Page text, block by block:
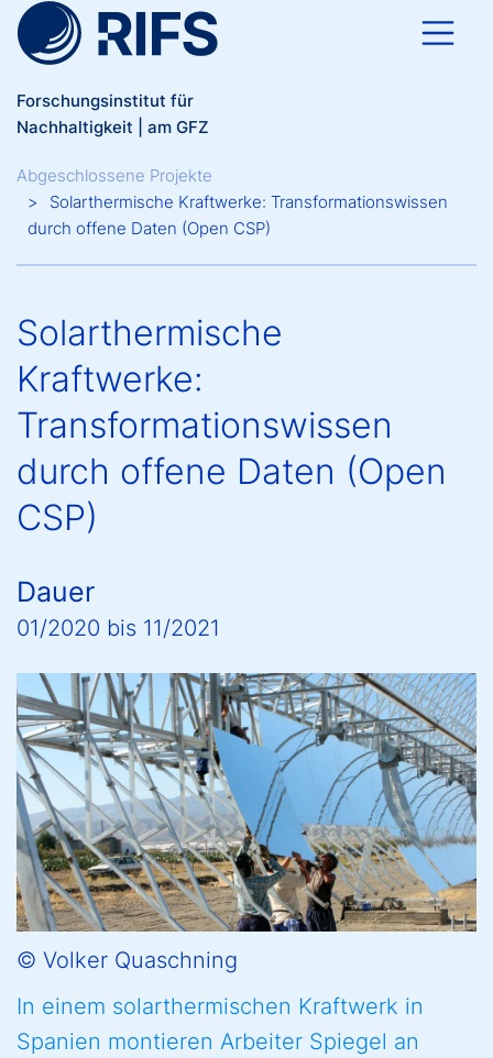
Direkt zum Inhalt
Forschungsinstitut für
Nachhaltigkeit | am GFZ
Breadcrumb
Abgeschlossene Projekte
Solarthermische Kraftwerke: Transformationswissen
durch offene Daten (Open CSP)
Solarthermische
Kraftwerke:
Transformationswissen
durch offene Daten (Open
CSP)
Dauer
01/2020 bis 11/2021
© Volker Quaschning
In einem solarthermischen Kraftwerk in
Spanien montieren Arbeiter Spiegel an